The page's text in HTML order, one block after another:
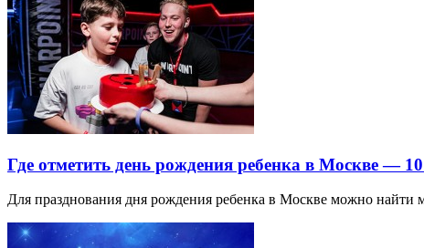
Где отметить день рождения ребенка в Москве —
Для празднования дня рождения ребенка в Москве можно